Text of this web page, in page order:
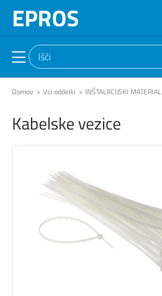
EPROS
Domov Vsi oddelki INŠTALACIJSKI MATERIAL
Kabelske vezice